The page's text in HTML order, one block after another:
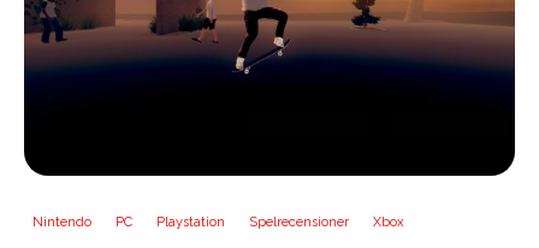
Nintendo PC Playstation Spelrecensioner Xbox